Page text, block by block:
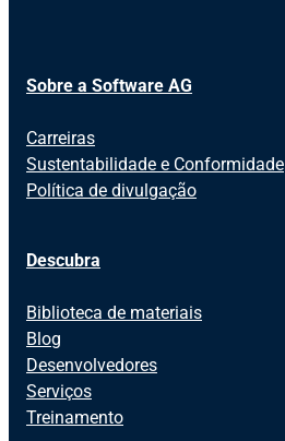
Sobre a Software AG
Carreiras
Sustentabilidade e Conformidade
Política de divulgação
Descubra
Biblioteca de materiais
Blog
Desenvolvedores
Serviços
Treinamento